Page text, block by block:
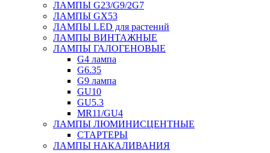
ЛАМПЫ G23/G9/2G7
ЛАМПЫ GX53
ЛАМПЫ LED для растений
ЛАМПЫ ВИНТАЖНЫЕ
ЛАМПЫ ГАЛОГЕНОВЫЕ
G4 лампа
G6.35
G9 лампа
GU10
GU5.3
MR11/GU4
ЛАМПЫ ЛЮМИНИСЦЕНТНЫЕ
СТАРТЕРЫ
ЛАМПЫ НАКАЛИВАНИЯ